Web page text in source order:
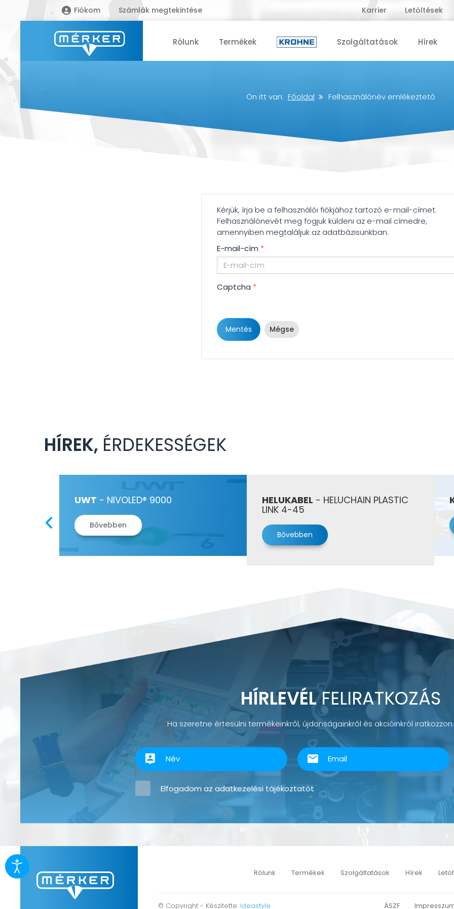
Fiókom Számlák megtekintése Karrier Letöltések
Rólunk Termékek Szolgáltatások Hírek
Ön itt van: Főoldal Felhasználónév emlékeztető
Kérjük, írja be a felhasználói fiókjához tartozó e-mail-címet.
Felhasználónevét meg fogjuk küldeni az e-mail címedre,
amennyiben megtaláljuk az adatbázisunkban.
E-mail-cím *
Captcha *
Mentés Mégse
HÍREK, ÉRDEKESSÉGEK
UWT - NIVOLED® 9000
Bővebben
HELUKABEL - HELUCHAIN PLASTIC
LINK 4-45
Bővebben
HÍRLEVÉLFELIRATKOZÁS
Ha szeretne értesülni termékeinkről, újdonságainkről és akcióinkról
Elfogadom az adatkezelési tájékoztatót
Rólunk Termékek Szolgáltatások Hírek
© Copyright - Készítette: Ideastyle ÁSZF